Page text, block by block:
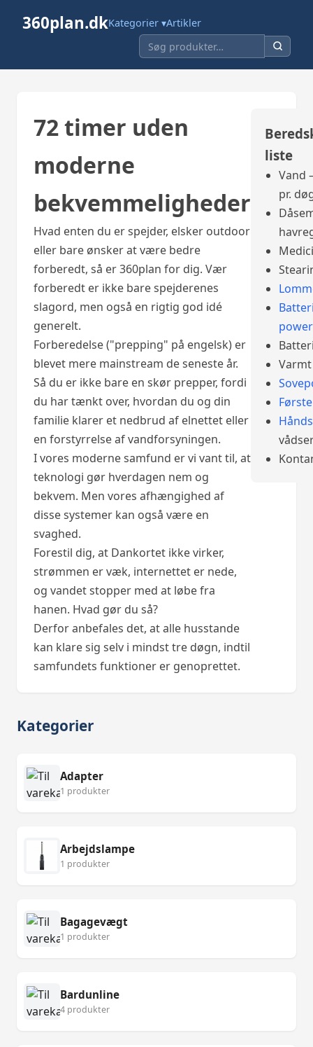
360plan.dkKategorier ▾Artikler
72 timer uden
moderne
bekvemmeligheder
Hvad enten du er spejder, elsker outdoor
eller bare ønsker at være bedre
forberedt, så er 360plan for dig. Vær
forberedt er ikke bare spejderenes
slagord, men også en rigtig god idé
generelt.
Forberedelse ("prepping" på engelsk) er
blevet mere mainstream de seneste år.
Så du er ikke bare en skør prepper, fordi
du har tænkt over, hvordan du og din
familie klarer et nedbrud af elnettet eller
en forstyrrelse af vandforsyningen.
I vores moderne samfund er vi vant til, at
teknologi gør hverdagen nem og
bekvem. Men vores afhængighed af
disse systemer kan også være en
svaghed.
Forestil dig, at Dankortet ikke virker,
strømmen er væk, internettet er nede,
og vandet stopper med at løbe fra
hanen. Hvad gør du så?
Derfor anbefales det, at alle husstande
kan klare sig selv i mindst tre døgn, indtil
samfundets funktioner er genoprettet.
liste
Vand
pr.
Kategorier
Adapter
1 produkter
Arbejdslampe
1 produkter
Bagagevægt
1 produkter
Bardunline
4 produkter